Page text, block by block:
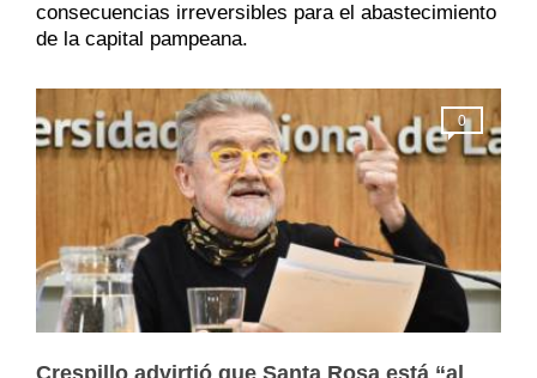
consecuencias irreversibles para el abastecimiento
de la capital pampeana.
0